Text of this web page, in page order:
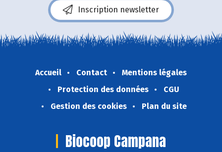
Inscription newsletter
Accueil Contact
Mentions légales
Protection des données
CGU
Gestion des cookies
Plan du site
Biocoop Campana